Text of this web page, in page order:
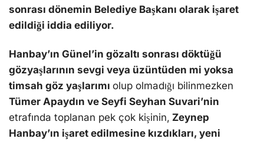
sonrası dönemin Belediye Başkanı olarak işaret
edildiği iddia ediliyor.
Hanbay’ın Günel’in gözaltı sonrası döktüğü
gözyaşlarının sevgi veya üzüntüden mi yoksa
timsah göz yaşlarımı olup olmadığı bilinmezken
Tümer Apaydın ve Seyfi Seyhan Suvari’nin
etrafında toplanan pek çok kişinin, Zeynep
Hanbay’ın işaret edilmesine kızdıkları, yeni